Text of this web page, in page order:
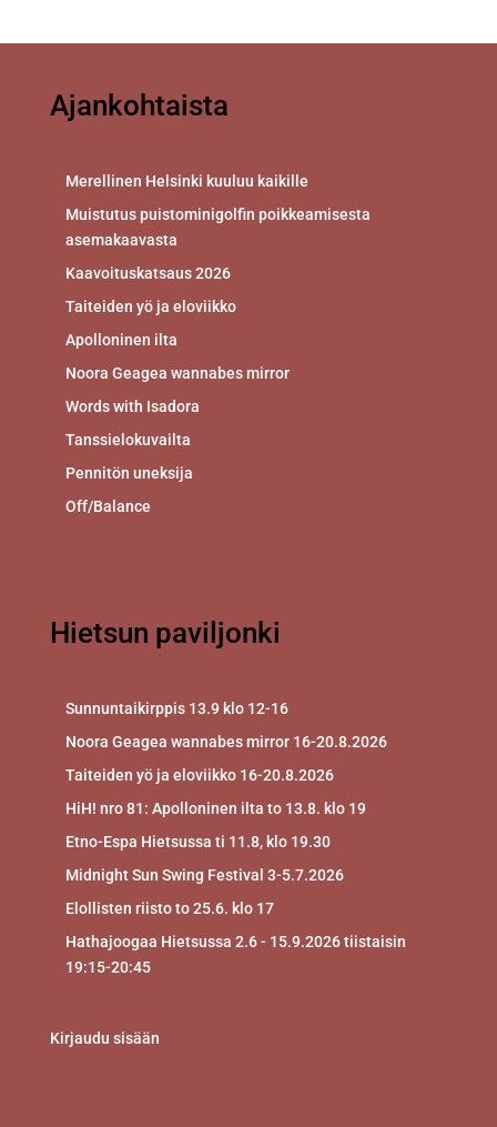
Ajankohtaista
Merellinen Helsinki kuuluu kaikille
Muistutus puistominigolfin poikkeamisesta
asemakaavasta
Kaavoituskatsaus 2026
Taiteiden yö ja eloviikko
Apolloninen ilta
Noora Geagea wannabes mirror
Words with Isadora
Tanssielokuvailta
Pennitön uneksija
Off/Balance
Hietsun paviljonki
Sunnuntaikirppis 13.9 klo 12-16
Noora Geagea wannabes mirror 16-20.8.2026
Taiteiden yö ja eloviikko 16-20.8.2026
HiH! nro 81: Apolloninen ilta to 13.8. klo 19
Etno-Espa Hietsussa ti 11.8, klo 19.30
Midnight Sun Swing Festival 3-5.7.2026
Elollisten riisto to 25.6. klo 17
Hathajoogaa Hietsussa 2.6 - 15.9.2026 tiistaisin
19:15-20:45
Kirjaudu sisään